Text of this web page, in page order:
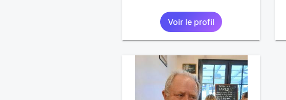
Voir le profil